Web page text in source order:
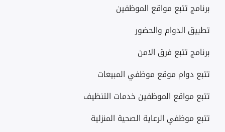
تتبع مواقع الموظفين
الدوام والحضور
تتبع فرق الامن
موقع موظفي المبيعات
الموظفين خدمات التنظيف
الرعاية الصحية المنزلية